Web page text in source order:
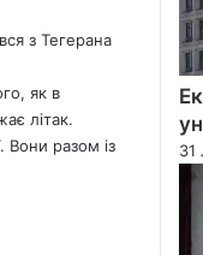
з Тегерана
як в
літак.
Вони разом із
31